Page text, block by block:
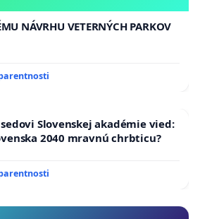
NÁVRHU VETERNÝCH PARKOV
Slovenskej akadémie vied:
2040 mravnú chrbticu?